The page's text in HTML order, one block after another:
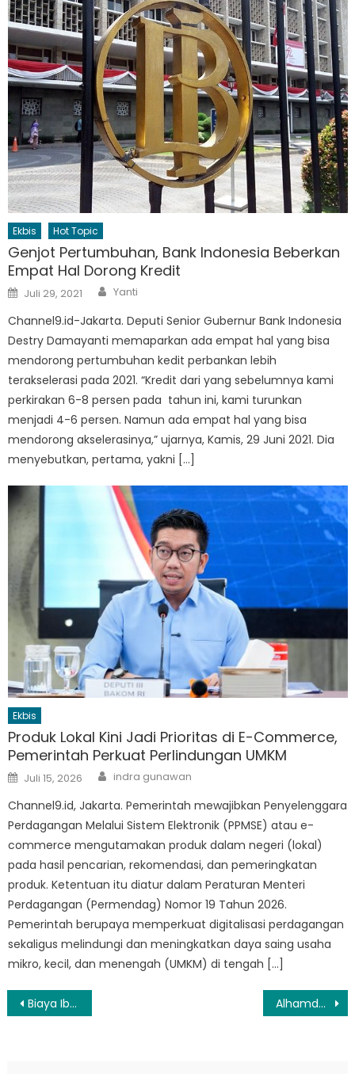
Ekbis Hot Topic
Genjot Pertumbuhan, Bank Indonesia Beberkan
Empat Hal Dorong Kredit
Posted
on
Juli 29, 2021 Author
Yanti
Channel9.id-Jakarta. Deputi Senior Gubernur Bank Indonesia
Destry Damayanti memaparkan ada empat hal yang bisa
mendorong pertumbuhan kedit perbankan lebih
terakselerasi pada 2021. “Kredit dari yang sebelumnya kami
perkirakan 6-8 persen pada tahun ini, kami turunkan
menjadi 4-6 persen. Namun ada empat hal yang bisa
mendorong akselerasinya,” ujarnya, Kamis, 29 Juni 2021. Dia
menyebutkan, pertama, yakni […]
Ekbis
Produk Lokal Kini Jadi Prioritas di E-Commerce,
Pemerintah Perkuat Perlindungan UMKM
Posted
on
Juli 15, 2026 Author
indra gunawan
Channel9.id, Jakarta. Pemerintah mewajibkan Penyelenggara
Perdagangan Melalui Sistem Elektronik (PPMSE) atau e-
commerce mengutamakan produk dalam negeri (lokal)
pada hasil pencarian, rekomendasi, dan pemeringkatan
produk. Ketentuan itu diatur dalam Peraturan Menteri
Perdagangan (Permendag) Nomor 19 Tahun 2026.
Pemerintah berupaya memperkuat digitalisasi perdagangan
sekaligus melindungi dan meningkatkan daya saing usaha
mikro, kecil, dan menengah (UMKM) di tengah […]
Navigasi
Biaya Ibadah Haji Turun, Jadi Rp55,43 Juta Per Jamaah pada 2025 Alhamdulillah! Biaya Haji 2025 Turun, Jemaah Hanya Bayar Rerata Rp55,43 Juta